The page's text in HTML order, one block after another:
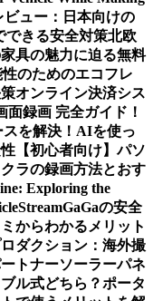
ビュー：日本向けの
できる安全対策北欧
具の魅力に迫る無料
のためのエコフレ
オンライン決済シス
面録画 完全ガイド！
を解決！ AIを使っ
【初心者向け】パソ
ラの録画方法とおす
Exploring the
StreamGaGaの安全
からわかるメリット
ダクション：海外撮
トナーソーラーパネ
ル式どちら？ポータ